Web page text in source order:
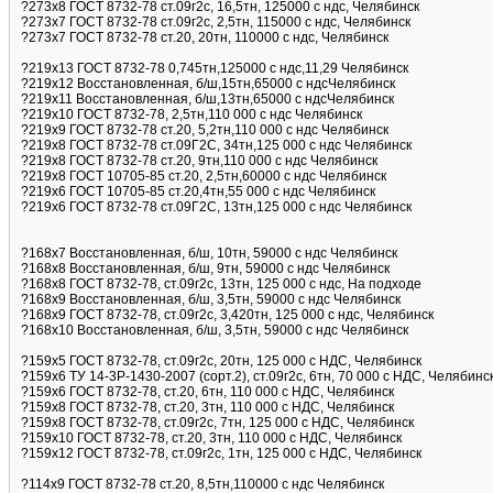
?273х8 ГОСТ 8732-78 ст.09г2с, 16,5тн, 125000 с ндс, Челябинск
?273х7 ГОСТ 8732-78 ст.09г2с, 2,5тн, 115000 с ндс, Челябинск
?273х7 ГОСТ 8732-78 ст.20, 20тн, 110000 с ндс, Челябинск
?219х13 ГОСТ 8732-78 0,745тн,125000 с ндс,11,29 Челябинск
?219х12 Восстановленная, б/ш,15тн,65000 с ндсЧелябинск
?219х11 Восстановленная, б/ш,13тн,65000 с ндсЧелябинск
?219х10 ГОСТ 8732-78, 2,5тн,110 000 с ндс Челябинск
?219х9 ГОСТ 8732-78 ст.20, 5,2тн,110 000 с ндс Челябинск
?219х8 ГОСТ 8732-78 ст.09Г2С, 34тн,125 000 с ндс Челябинск
?219х8 ГОСТ 8732-78 ст.20, 9тн,110 000 с ндс Челябинск
?219х8 ГОСТ 10705-85 ст.20, 2,5тн,60000 с ндс Челябинск
?219х6 ГОСТ 10705-85 ст.20,4тн,55 000 с ндс Челябинск
?219х6 ГОСТ 8732-78 ст.09Г2С, 13тн,125 000 с ндс Челябинск
?168х7 Восстановленная, б/ш, 10тн, 59000 с ндс Челябинск
?168х8 Восстановленная, б/ш, 9тн, 59000 с ндс Челябинск
?168х8 ГОСТ 8732-78, ст.09г2с, 13тн, 125 000 с ндс, На подходе
?168х9 Восстановленная, б/ш, 3,5тн, 59000 с ндс Челябинск
?168х9 ГОСТ 8732-78, ст.09г2с, 3,420тн, 125 000 с ндс, Челябинск
?168х10 Восстановленная, б/ш, 3,5тн, 59000 с ндс Челябинск
?159х5 ГОСТ 8732-78, ст.09г2с, 20тн, 125 000 с НДС, Челябинск
?159х6 ТУ 14-3Р-1430-2007 (сорт.2), ст.09г2с, 6тн, 70 000 с НДС,
?159х6 ГОСТ 8732-78, ст.20, 6тн, 110 000 с НДС, Челябинск
?159х8 ГОСТ 8732-78, ст.20, 3тн, 110 000 с НДС, Челябинск
?159х8 ГОСТ 8732-78, ст.09г2с, 7тн, 125 000 с НДС, Челябинск
?159х10 ГОСТ 8732-78, ст.20, 3тн, 110 000 с НДС, Челябинск
?159х12 ГОСТ 8732-78, ст.09г2с, 1тн, 125 000 с НДС, Челябинск
?114х9 ГОСТ 8732-78 ст.20, 8,5тн,110000 с ндс Челябинск